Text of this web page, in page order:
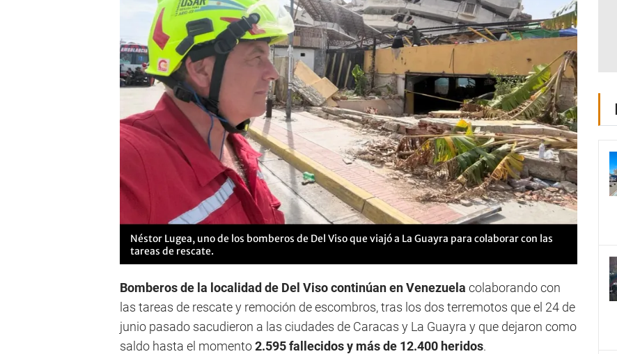
Néstor Lugea, uno de los bomberos de Del Viso que viajó a La Guayra para colaborar con las
tareas de rescate.
Bomberos de la localidad de Del Viso continúan en Venezuela colaborando con
las tareas de rescate y remoción de escombros, tras los dos terremotos que el 24 de
junio pasado sacudieron a las ciudades de Caracas y La Guayra y que dejaron como
saldo hasta el momento2.595 fallecidos y más de 12.400 heridos.